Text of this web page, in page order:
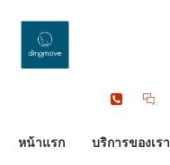
หน้าแรก บริการของเรา